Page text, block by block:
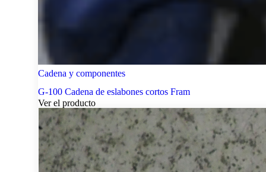
Cadena y componentes
G-100 Cadena de eslabones cortos Fram
Ver el producto